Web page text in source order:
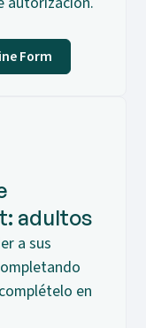
Form
adultos
a sus
en